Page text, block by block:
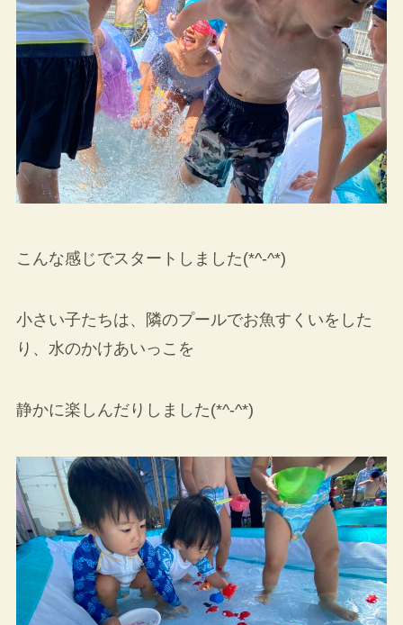
こんな感じでスタートしました(*^-^*)
小さい子たちは、隣のプールでお魚すくいをした
り、水のかけあいっこを
静かに楽しんだりしました(*^-^*)